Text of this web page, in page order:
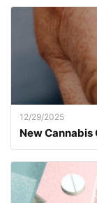
12/29/2025
New